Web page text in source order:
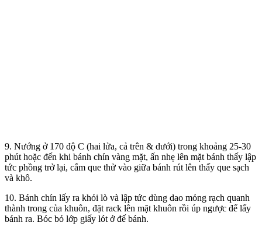
9. Nướng ở 170 độ C (hai lửa, cả trên & dưới) trong khoảng 25-30
phút hoặc đến khi bánh chín vàng mặt, ấn nhẹ lên mặt bánh thấy lập
tức phồng trở lại, cắm que thử vào giữa bánh rút lên thấy que sạch
và khô.
10. Bánh chín lấy ra khỏi lò và lập tức dùng dao mỏng rạch quanh
thành trong của khuôn, đặt rack lên mặt khuôn rồi úp ngược để lấy
bánh ra. Bóc bỏ lớp giấy lót ở đế bánh.